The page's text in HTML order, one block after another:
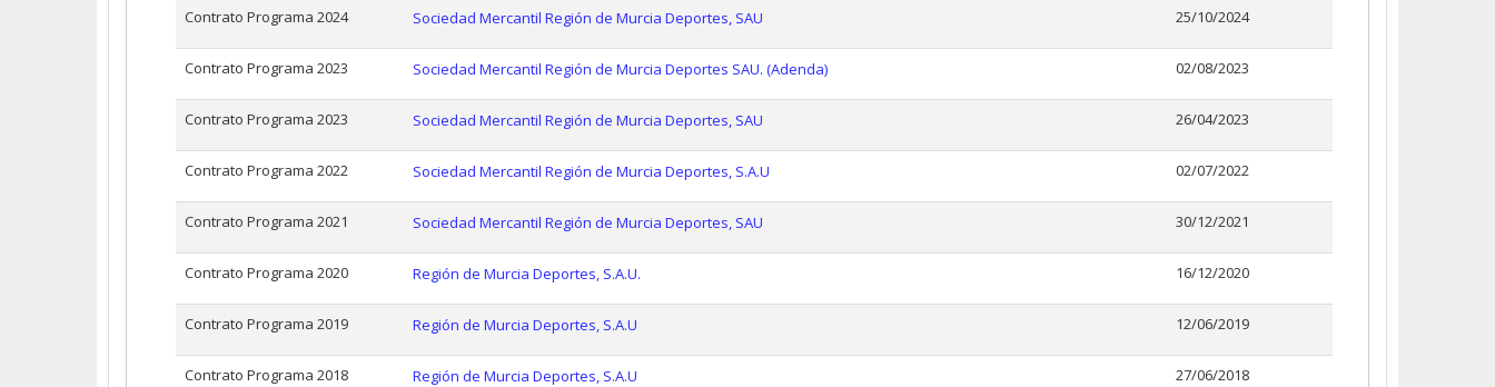
Contrato Programa 2024 Sociedad Mercantil Región de Murcia Deportes, SAU 25/10/2024
Contrato Programa 2023 Sociedad Mercantil Región de Murcia Deportes SAU. (Adenda) 02/08/2023
Contrato Programa 2023 Sociedad Mercantil Región de Murcia Deportes, SAU 26/04/2023
Contrato Programa 2022 Sociedad Mercantil Región de Murcia Deportes, S.A.U 02/07/2022
Contrato Programa 2021 Sociedad Mercantil Región de Murcia Deportes, SAU 30/12/2021
Contrato Programa 2020 Región de Murcia Deportes, S.A.U. 16/12/2020
Contrato Programa 2019 Región de Murcia Deportes, S.A.U 12/06/2019
Contrato Programa 2018 Región de Murcia Deportes, S.A.U 27/06/2018